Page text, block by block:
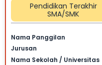
Pendidikan Terakhir
SMA/SMK
Nama Panggilan
Jurusan
Nama Sekolah / Universitas